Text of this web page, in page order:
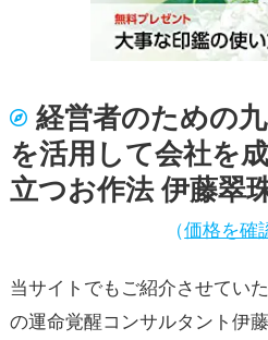
経営者のための
を活用して会社を
立つお作法 伊藤翠
（価格を確
当サイトでもご紹介させてい
の運命覚醒コンサルタント伊